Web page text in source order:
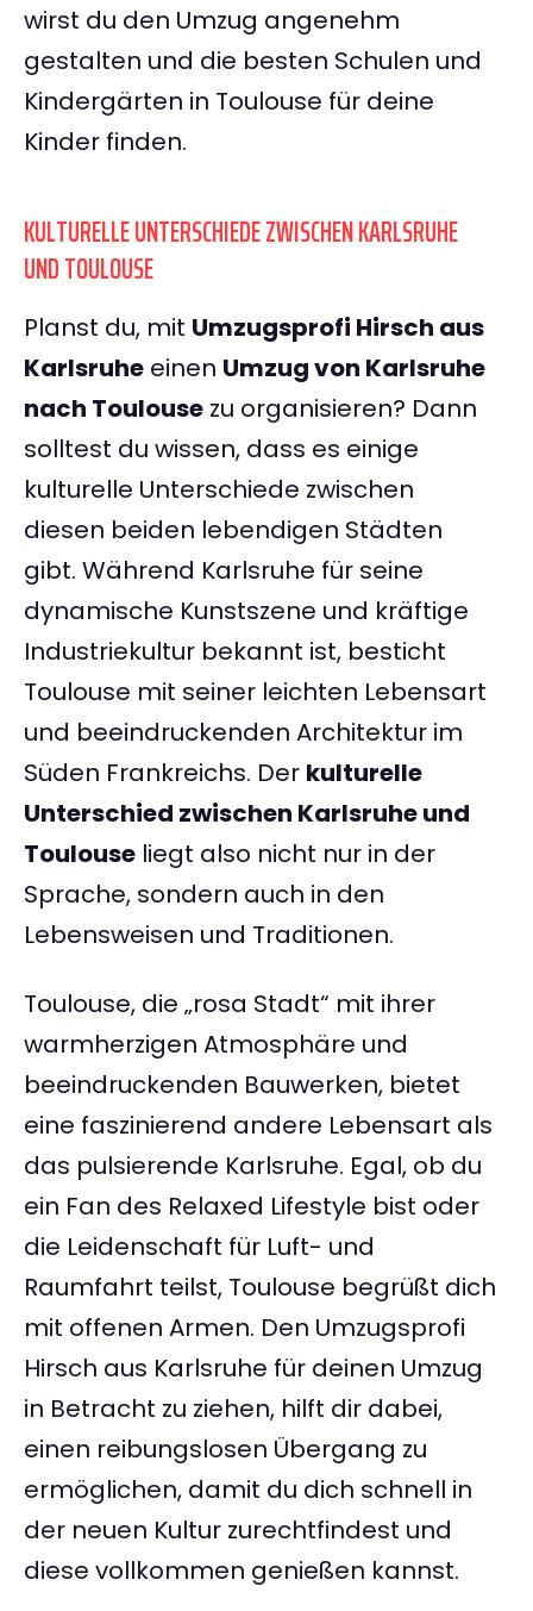
wirst du den Umzug angenehm
gestalten und die besten Schulen und
Kindergärten in Toulouse für deine
Kinder finden.
KULTURELLE UNTERSCHIEDE ZWISCHEN KARLSRUHE
UND TOULOUSE
Planst du, mit Umzugsprofi Hirsch aus
Karlsruhe einen Umzug von Karlsruhe
nach Toulouse zu organisieren? Dann
solltest du wissen, dass es einige
kulturelle Unterschiede zwischen
diesen beiden lebendigen Städten
gibt. Während Karlsruhe für seine
dynamische Kunstszene und kräftige
Industriekultur bekannt ist, besticht
Toulouse mit seiner leichten Lebensart
und beeindruckenden Architektur im
Süden Frankreichs. Der kulturelle
Unterschied zwischen Karlsruhe und
Toulouse liegt also nicht nur in der
Sprache, sondern auch in den
Lebensweisen und Traditionen.
Toulouse, die „rosa Stadt“ mit ihrer
warmherzigen Atmosphäre und
beeindruckenden Bauwerken, bietet
eine faszinierend andere Lebensart als
das pulsierende Karlsruhe. Egal, ob du
ein Fan des Relaxed Lifestyle bist oder
die Leidenschaft für Luft- und
Raumfahrt teilst, Toulouse begrüßt dich
mit offenen Armen. Den Umzugsprofi
Hirsch aus Karlsruhe für deinen Umzug
in Betracht zu ziehen, hilft dir dabei,
einen reibungslosen Übergang zu
ermöglichen, damit du dich schnell in
der neuen Kultur zurechtfindest und
diese vollkommen genießen kannst.